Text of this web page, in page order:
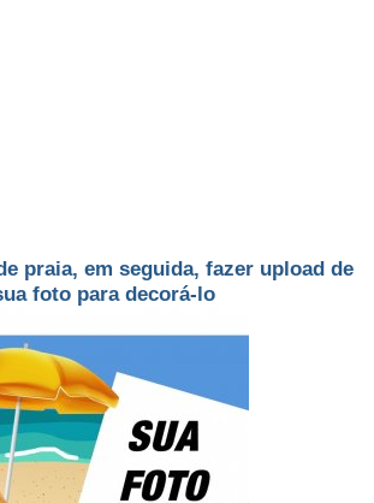
praia, em seguida, fazer upload de
foto para decorá-lo